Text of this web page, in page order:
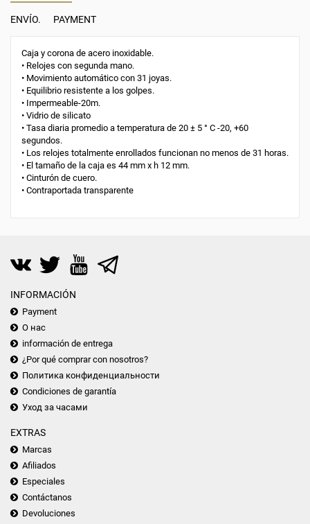
ENVÍO. PAYMENT
Caja y corona de acero inoxidable.
• Relojes con segunda mano.
• Movimiento automático con 31 joyas.
• Equilibrio resistente a los golpes.
• Impermeable-20m.
• Vidrio de silicato
• Tasa diaria promedio a temperatura de 20 ± 5 ° С -20, +60
segundos.
• Los relojes totalmente enrollados funcionan no menos de 31 horas.
• El tamaño de la caja es 44 mm x h 12 mm.
• Cinturón de cuero.
• Contraportada transparente
INFORMACIÓN
Payment
О нас
información de entrega
¿Por qué comprar con nosotros?
Политика конфиденциальности
Condiciones de garantía
Уход за часами
EXTRAS
Marcas
Afiliados
Especiales
Contáctanos
Devoluciones